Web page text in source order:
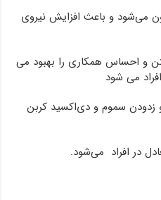
می‌شود و باعث افزایش نیروی
و احساس همکاری را بهبود می
می شود
زدودن سموم و دی‌اکسید کربن
در افراد می‌شود.